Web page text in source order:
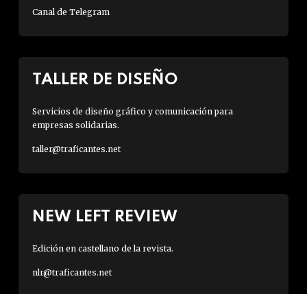
Canal de Telegram
TALLER DE DISEÑO
Servicios de diseño gráfico y comunicación para
empresas solidarias.
taller@traficantes.net
NEW LEFT REVIEW
Edición en castellano de la revista.
nlr@traficantes.net